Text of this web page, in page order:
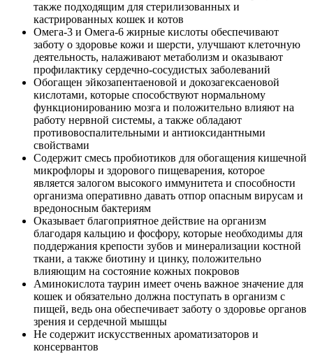
также подходящим для стерилизованных и
кастрированных кошек и котов
Омега-3 и Омега-6 жирные кислоты обеспечивают
заботу о здоровье кожи и шерсти, улучшают клеточную
деятельность, налаживают метаболизм и оказывают
профилактику сердечно-сосудистых заболеваний
Обогащен эйкозапентаеновой и докозагексаеновой
кислотами, которые способствуют нормальному
функционированию мозга и положительно влияют на
работу нервной системы, а также обладают
противовоспалительными и антиоксидантными
свойствами
Содержит смесь пробиотиков для обогащения кишечной
микрофлоры и здорового пищеварения, которое
является залогом высокого иммунитета и способности
организма оперативно давать отпор опасным вирусам и
вредоносным бактериям
Оказывает благоприятное действие на организм
благодаря кальцию и фосфору, которые необходимы для
поддержания крепости зубов и минерализации костной
ткани, а также биотину и цинку, положительно
влияющим на состояние кожных покровов
Аминокислота таурин имеет очень важное значение для
кошек и обязательно должна поступать в организм с
пищей, ведь она обеспечивает заботу о здоровье органов
зрения и сердечной мышцы
Не содержит искусственных ароматизаторов и
консервантов